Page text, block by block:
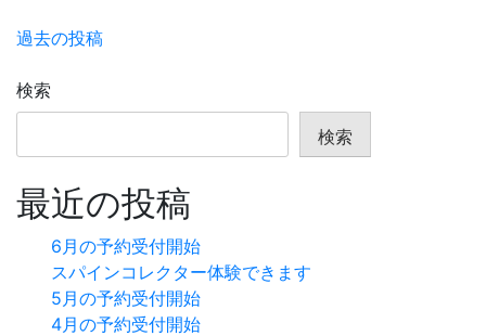
投
稿
ナ
ビ
ゲ
過去の投稿
検索
検索
最近の投稿
6月の予約受付開始
スパインコレクター体験できます
5月の予約受付開始
4月の予約受付開始